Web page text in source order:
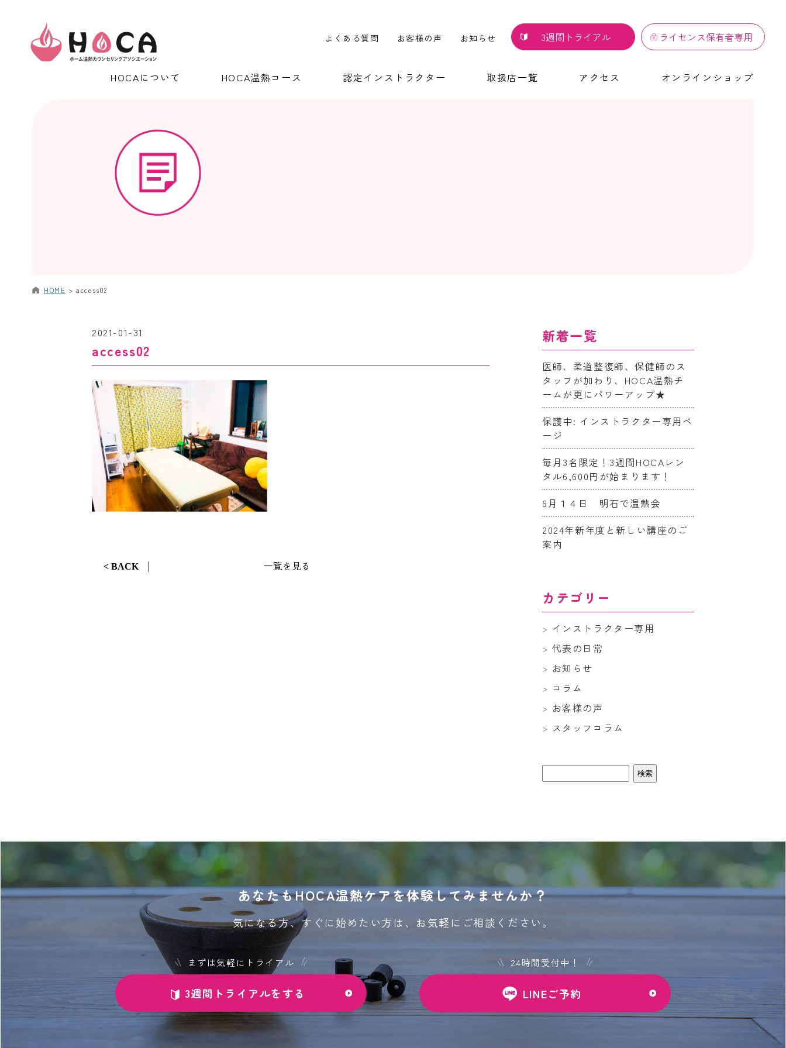
3週間トライアル ライセンス保有者専用
よくある質問 お客様の声 お知らせ
HOCAについて HOCA温熱コース 認定インストラクター 取扱店一覧 アクセス オンラインショップ
HOME >access02
2021-01-31
access02
< BACK 一覧を見る
新着一覧
医師、柔道整復師、保健師のス
タッフが加わり、HOCA温熱チ
ームが更にパワーアップ★
保護中: インストラクター専用ペ
ージ
毎月3名限定！3週間HOCAレン
タル6,600円が始まります！
6月１４日 明石で温熱会
2024年新年度と新しい講座のご
案内
カテゴリー
インストラクター専用
代表の日常
お知らせ
コラム
お客様の声
スタッフコラム
検
索:
あなたもHOCA温熱ケアを体験してみませんか？
気になる方、すぐに始めたい方は、 お気軽にご相談ください。
まずは気軽にトライアル
3週間トライアルをする
24時間受付中！
LINEご予約